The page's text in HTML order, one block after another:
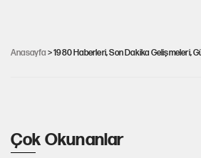
Anasayfa > 1980 Haberleri, Son Dakika Gelişmeleri,
ayrıntısı
Çok Okunanlar